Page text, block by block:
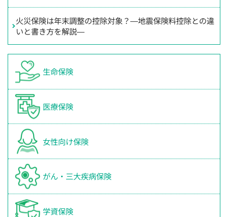
火災保険は年末調整の控除対象？―地震保険料控除との違
いと書き方を解説―
生命保険
医療保険
女性向け保険
がん・三大疾病保険
学資保険